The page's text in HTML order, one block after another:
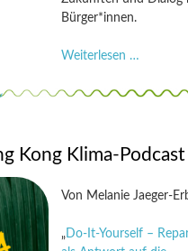
Bürger*innen.
Weiterlesen …
Present
Webcast
Kong Klima-Podcast
Von Melanie Jaeger-
„ Do-It-Yourself –